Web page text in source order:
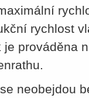
rychlost
prováděna
ne­obejdou